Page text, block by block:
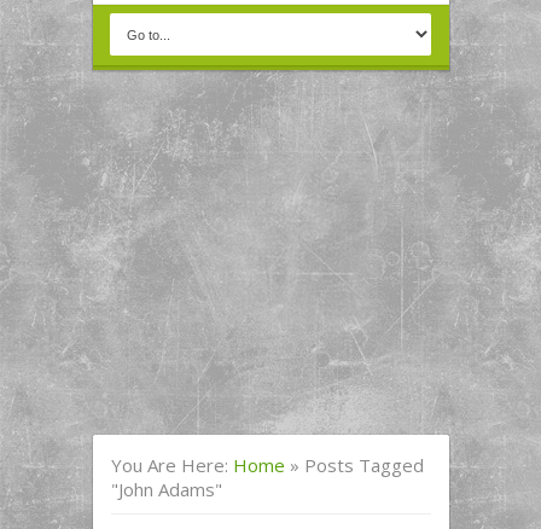
You Are Here: Home » Posts Tagged
"John Adams"